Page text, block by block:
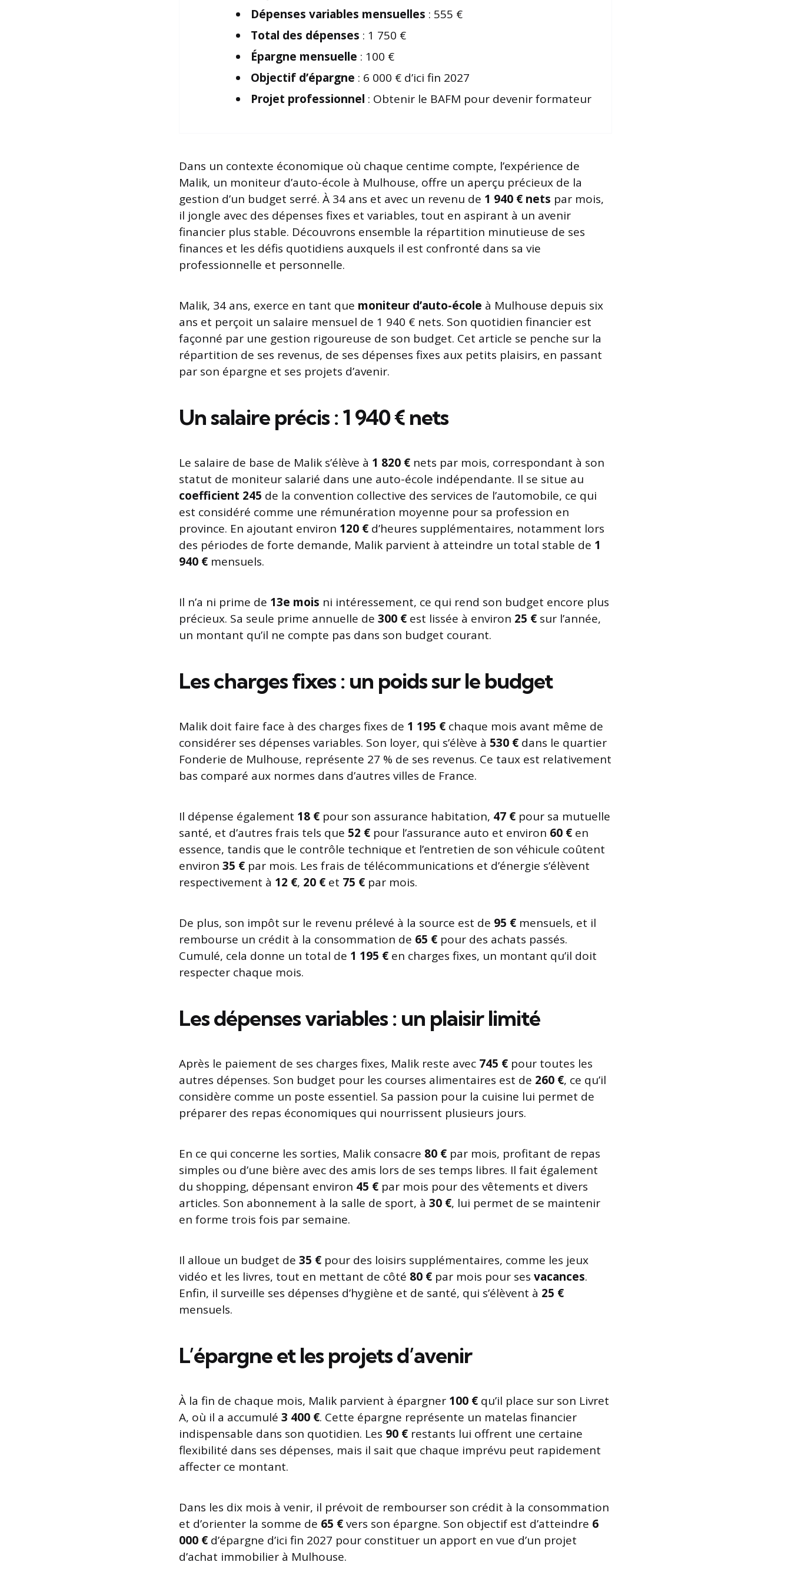
Dépenses variables mensuelles : 555 €
Total des dépenses : 1 750 €
Épargne mensuelle : 100 €
Objectif d’épargne : 6 000 € d’ici fin 2027
Projet professionnel : Obtenir le BAFM pour devenir formateur
Dans un contexte économique où chaque centime compte, l’expérience de
Malik, un moniteur d’auto-école à Mulhouse, offre un aperçu précieux de la
gestion d’un budget serré. À 34 ans et avec un revenu de 1 940 € nets par mois,
il jongle avec des dépenses fixes et variables, tout en aspirant à un avenir
financier plus stable. Découvrons ensemble la répartition minutieuse de ses
finances et les défis quotidiens auxquels il est confronté dans sa vie
professionnelle et personnelle.
Malik, 34 ans, exerce en tant que moniteur d’auto-école à Mulhouse depuis six
ans et perçoit un salaire mensuel de 1 940 € nets. Son quotidien financier est
façonné par une gestion rigoureuse de son budget. Cet article se penche sur la
répartition de ses revenus, de ses dépenses fixes aux petits plaisirs, en passant
par son épargne et ses projets d’avenir.
Un salaire précis : 1 940 € nets
Le salaire de base de Malik s’élève à 1 820 € nets par mois, correspondant à son
statut de moniteur salarié dans une auto-école indépendante. Il se situe au
coefficient 245 de la convention collective des services de l’automobile, ce qui
est considéré comme une rémunération moyenne pour sa profession en
province. En ajoutant environ 120 € d’heures supplémentaires, notamment lors
des périodes de forte demande, Malik parvient à atteindre un total stable de 1
940 € mensuels.
Il n’a ni prime de 13e mois ni intéressement, ce qui rend son budget encore plus
précieux. Sa seule prime annuelle de 300 € est lissée à environ 25 € sur l’année,
un montant qu’il ne compte pas dans son budget courant.
Les charges fixes : un poids sur le budget
Malik doit faire face à des charges fixes de 1 195 € chaque mois avant même de
considérer ses dépenses variables. Son loyer, qui s’élève à 530 € dans le quartier
Fonderie de Mulhouse, représente 27 % de ses revenus. Ce taux est relativement
bas comparé aux normes dans d’autres villes de France.
Il dépense également 18 € pour son assurance habitation, 47 € pour sa mutuelle
santé, et d’autres frais tels que 52 € pour l’assurance auto et environ 60 € en
essence, tandis que le contrôle technique et l’entretien de son véhicule coûtent
environ 35 € par mois. Les frais de télécommunications et d’énergie s’élèvent
respectivement à 12 €, 20 € et 75 € par mois.
De plus, son impôt sur le revenu prélevé à la source est de 95 € mensuels, et il
rembourse un crédit à la consommation de 65 € pour des achats passés.
Cumulé, cela donne un total de 1 195 € en charges fixes, un montant qu’il doit
respecter chaque mois.
Les dépenses variables : un plaisir limité
Après le paiement de ses charges fixes, Malik reste avec 745 € pour toutes les
autres dépenses. Son budget pour les courses alimentaires est de 260 €, ce qu’il
considère comme un poste essentiel. Sa passion pour la cuisine lui permet de
préparer des repas économiques qui nourrissent plusieurs jours.
En ce qui concerne les sorties, Malik consacre 80 € par mois, profitant de repas
simples ou d’une bière avec des amis lors de ses temps libres. Il fait également
du shopping, dépensant environ 45 € par mois pour des vêtements et divers
articles. Son abonnement à la salle de sport, à 30 €, lui permet de se maintenir
en forme trois fois par semaine.
Il alloue un budget de 35 € pour des loisirs supplémentaires, comme les jeux
vidéo et les livres, tout en mettant de côté 80 € par mois pour ses vacances.
Enfin, il surveille ses dépenses d’hygiène et de santé, qui s’élèvent à 25 €
mensuels.
L’épargne et les projets d’avenir
À la fin de chaque mois, Malik parvient à épargner 100 € qu’il place sur son Livret
A, où il a accumulé 3 400 €. Cette épargne représente un matelas financier
indispensable dans son quotidien. Les 90 € restants lui offrent une certaine
flexibilité dans ses dépenses, mais il sait que chaque imprévu peut rapidement
affecter ce montant.
Dans les dix mois à venir, il prévoit de rembourser son crédit à la consommation
et d’orienter la somme de 65 €vers son épargne. Son objectif est d’atteindre 6
000 € d’épargne d’ici fin 2027 pour constituer un apport en vue d’un projet
d’achat immobilier à Mulhouse.